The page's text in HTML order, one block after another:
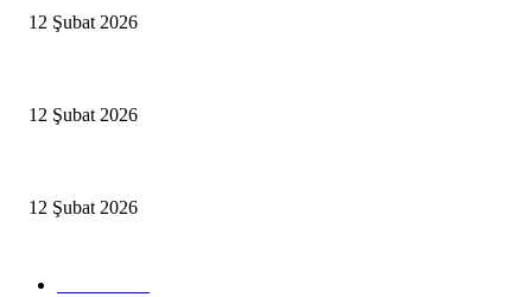
12 Şubat 2026
12 Şubat 2026
12 Şubat 2026